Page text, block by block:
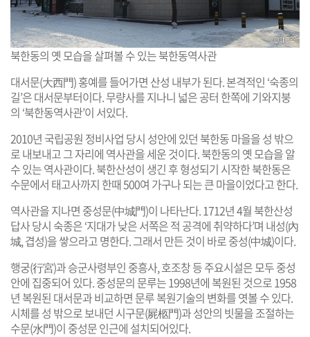
북한동의 옛 모습을 살펴볼 수 있는 북한동역사관
대서문(大西門) 홍예를 들어가면 산성 내부가 된다. 본격적인 ‘숙종의
길’은 대서문부터이다. 무량사를 지나니 넓은 공터 한쪽에 기와지붕
의 ‘북한동역사관’이 서있다.
2010년 국립공원 정비사업 당시 성안에 있던 북한동 마을을 성 밖으
로 내보내고 그 자리에 역사관을 세운 것이다. 북한동의 옛 모습을 알
수 있는 역사관이다. 북한산성이 생긴 후 형성되기 시작한 북한동은
수문에서 태고사까지 한때 500여 가구나 되는 큰 마을이었다고 한다.
역사관을 지나면 중성문(中城門)이 나타난다. 1712년 4월 북한산성
답사 당시 숙종은 ‘지대가 낮은 서쪽은 적 공격에 취약하다’며 내성(內
城, 겹성)을 쌓으라고 명한다. 그래서 만든 것이 바로 중성(中城)이다.
행궁(行宮)과 승군사령부인 중흥사, 호조창 등 주요시설은 모두 중성
안에 집중되어 있다. 중성문의 문루는 1998년에 복원된 것으로 1958
년 복원된 대서문과 비교하면 문루 복원기술의 변화를 엿볼 수 있다.
시체를 성 밖으로 보내던 시구문(屍柩門)과 성안의 빗물을 조절하는
수문(水門)이 중성문 인근에 설치되어있다.